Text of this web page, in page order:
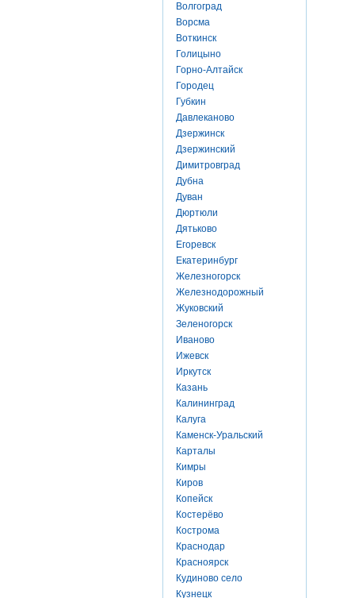
Волгоград
Ворсма
Воткинск
Голицыно
Горно-Алтайск
Городец
Губкин
Давлеканово
Дзержинск
Дзержинский
Димитровград
Дубна
Дуван
Дюртюли
Дятьково
Егоревск
Екатеринбург
Железногорск
Железнодорожный
Жуковский
Зеленогорск
Иваново
Ижевск
Иркутск
Казань
Калининград
Калуга
Каменск-Уральский
Карталы
Кимры
Киров
Копейск
Костерёво
Кострома
Краснодар
Красноярск
Кудиново село
Кузнецк